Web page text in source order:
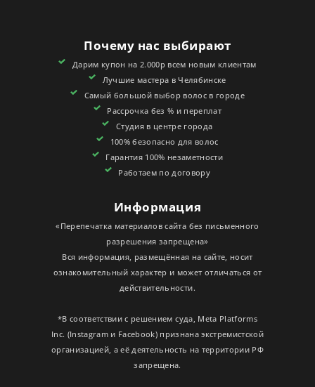
КОНТАКТЫ
СЕРТИФИКАТЫ
Почему нас выбирают
Дарим купон на 2.000р всем новым клиентам
Лучшие мастера в Челябинске
Самый большой выбор волос в городе
Рассрочка без % и переплат
Студия в центре города
100% безопасно для волос
Гарантия 100% незаметности
Работаем по договору
Информация
«Перепечатка материалов сайта без письменного
разрешения запрещена»
Вся информация, размещённая на сайте, носит
ознакомительный характер и может отличаться от
действительности.
*В соответствии с решением суда, Meta Platforms
Inc. (Instagram и Facebook) признана экстремистской
организацией, а её деятельность на территории РФ
запрещена.